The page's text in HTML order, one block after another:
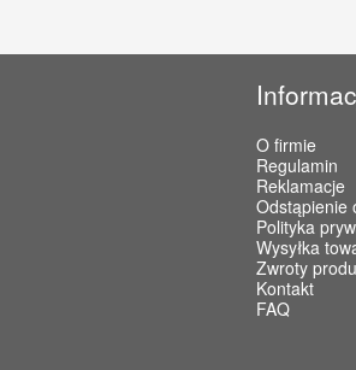
O firmie
Regulamin
Reklamacje
Odstąpienie
Polityka
Wysyłka
Zwroty
Kontakt
FAQ